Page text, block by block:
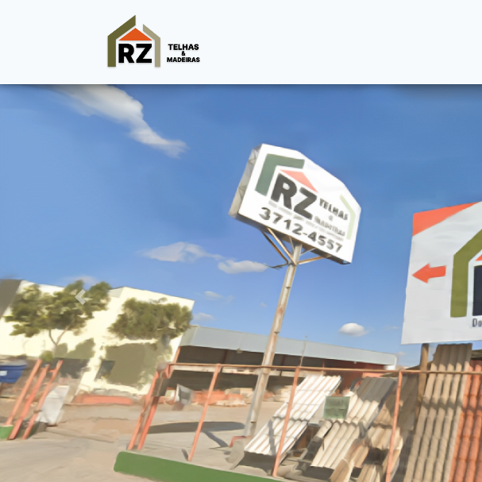
Previous